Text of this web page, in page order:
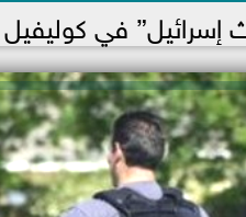
في كوليفيل